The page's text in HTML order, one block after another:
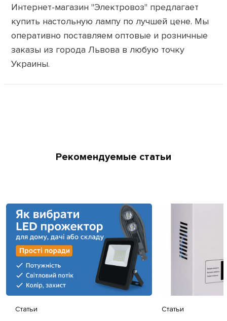
Интернет-магазин "Электровоз" предлагает
купить настольную лампу по лучшей цене. Мы
оперативно поставляем оптовые и розничные
заказы из города Львова в любую точку
Украины.
Рекомендуемые статьи
Статьи
Статьи